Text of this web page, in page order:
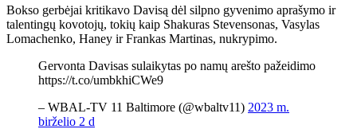
Bokso gerbėjai kritikavo Davisą dėl silpno gyvenimo aprašymo ir
talentingų kovotojų, tokių kaip Shakuras Stevensonas, Vasylas
Lomachenko, Haney ir Frankas Martinas, nukrypimo.
Gervonta Davisas sulaikytas po namų arešto pažeidimo
https://t.co/umbkhiCWe9
– WBAL-TV 11 Baltimore (@wbaltv11) 2023 m.
birželio 2 d